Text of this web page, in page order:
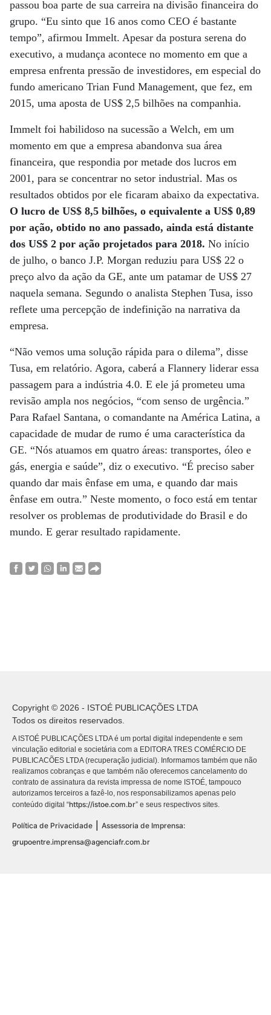
passou boa parte de sua carreira na divisão financeira do
grupo. “Eu sinto que 16 anos como CEO é bastante
tempo”, afirmou Immelt. Apesar da postura serena do
executivo, a mudança acontece no momento em que a
empresa enfrenta pressão de investidores, em especial do
fundo americano Trian Fund Management, que fez, em
2015, uma aposta de US$ 2,5 bilhões na companhia.
Immelt foi habilidoso na sucessão a Welch, em um
momento em que a empresa abandonva sua área
financeira, que respondia por metade dos lucros em
2001, para se concentrar no setor industrial. Mas os
resultados obtidos por ele ficaram abaixo da expectativa.
O lucro de US$ 8,5 bilhões, o equivalente a US$ 0,89
por ação, obtido no ano passado, ainda está distante
dos US$ 2 por ação projetados para 2018. No início
de julho, o banco J.P. Morgan reduziu para US$ 22 o
preço alvo da ação da GE, ante um patamar de US$ 27
naquela semana. Segundo o analista Stephen Tusa, isso
reflete uma percepção de indefinição na narrativa da
empresa.
“Não vemos uma solução rápida para o dilema”, disse
Tusa, em relatório. Agora, caberá a Flannery liderar essa
passagem para a indústria 4.0. E ele já prometeu uma
revisão ampla nos negócios, “com senso de urgência.”
Para Rafael Santana, o comandante na América Latina, a
capacidade de mudar de rumo é uma característica da
GE. “Nós atuamos em quatro áreas: transportes, óleo e
gás, energia e saúde”, diz o executivo. “É preciso saber
quando dar mais ênfase em uma, e quando dar mais
ênfase em outra.” Neste momento, o foco está em tentar
resolver os problemas de produtividade do Brasil e do
mundo. E gerar resultado rapidamente.
Copyright © 2026 - ISTOÉ PUBLICAÇÕES LTDA
Todos os direitos reservados.
A ISTOÉ PUBLICAÇÕES LTDA é um portal digital independente e sem
vinculação editorial e societária com a EDITORA TRES COMÉRCIO DE
PUBLICACÕES LTDA (recuperação judicial). Informamos também que não
realizamos cobranças e que também não oferecemos cancelamento do
contrato de assinatura da revista impressa de nome ISTOÉ, tampouco
autorizamos terceiros a fazê-lo, nos responsabilizamos apenas pelo
conteúdo digital “https://istoe.com.br” e seus respectivos sites.
Política de Privacidade
Assessoria de Imprensa:
grupoentre.imprensa@agenciafr.com.br